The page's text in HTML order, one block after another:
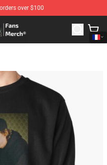
over $100
Vinnie Hacker Merchandise